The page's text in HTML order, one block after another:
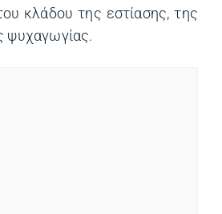
κλάδου της εστίασης, της
ψυχαγωγίας.